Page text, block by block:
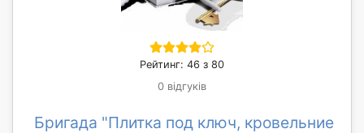
Рейтинг: 46 з 80
0 відгуків
Бригада "Плитка под ключ, кровельние